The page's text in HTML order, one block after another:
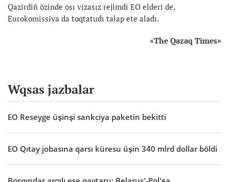
Qazirdiñ özinde osı vizasız rejimdi EO elderi de,
Eurokomissiya da toqtatudı talap ete aladı.
«The Qazaq Times»
Wqsas jazbalar
EO Reseyge üşinşi sankciya paketin bekitti
EO Qıtay jobasına qarsı küresu üşin 340 mlrd dollar böldi